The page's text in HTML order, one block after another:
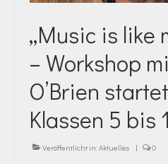
,,Music is like
– Workshop
O’Brien
Klassen 5 bis
Veröffentlicht in:Aktuelles | 0